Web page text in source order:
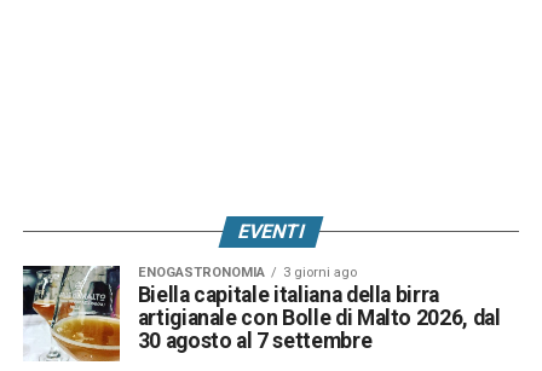
EVENTI
ENOGASTRONOMIA 3 giorni ago
Biella capitale italiana della birra
artigianale con Bolle di Malto 2026, dal
30 agosto al 7 settembre